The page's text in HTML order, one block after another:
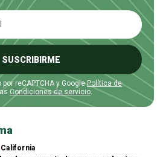
SUSCRIBIRME
reCAPTCHA y GooglePolítica de
Condiciones de servicio.
California